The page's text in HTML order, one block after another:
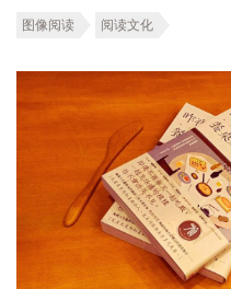
图像阅读 阅读文化